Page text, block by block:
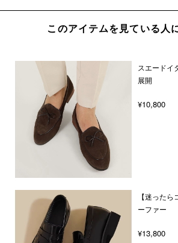
このアイテムを見ている人
スエードイ
展開
¥10,800
【迷った
ーファー
¥13,800